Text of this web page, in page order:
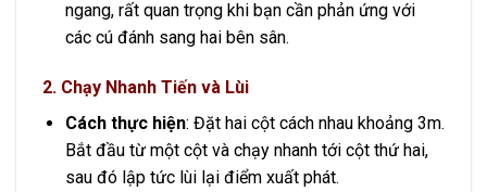
ngang, rất quan trọng khi bạn cần phản ứng với
các cú đánh sang hai bên sân.
2. Chạy Nhanh Tiến và Lùi
Cách thực hiện: Đặt hai cột cách nhau khoảng 3m.
Bắt đầu từ một cột và chạy nhanh tới cột thứ hai,
sau đó lập tức lùi lại điểm xuất phát.